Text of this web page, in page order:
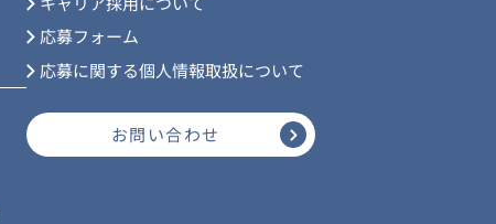
応募フォーム
応募に関する個人情報取扱について
お問い合わせ